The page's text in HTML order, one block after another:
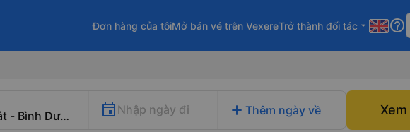
Đơn hàng của tôiMở bán vé trên VexereTrở thành đối tác arrow_drop_down help_outline
Nhập ngày đi add Thêm ngày về Xem